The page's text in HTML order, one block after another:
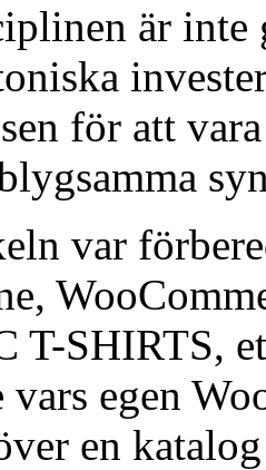
är inte
för att
var
T-SHIRTS,
vars egen
en